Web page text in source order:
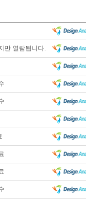
용 : 구매형디자인 및 1회성
만 열람됩니다.